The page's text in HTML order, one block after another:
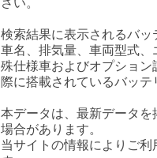
さい。
検索結果に表示されるバ
車名、排気量、車両型式
殊仕様車およびオプショ
際に搭載されているバッ
本データは、最新データ
場合があります。
当サイトの情報によりご